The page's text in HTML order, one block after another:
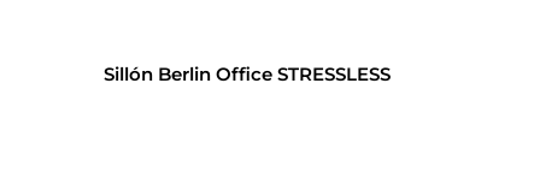
Sillón Berlin Office STRESSLESS